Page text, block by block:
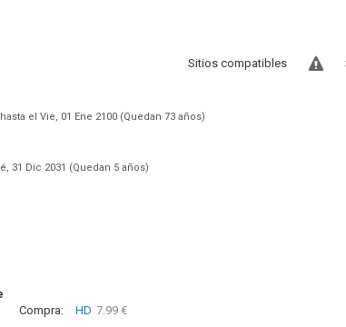
Sitios compatibles
el Vie, 01 Ene 2100 (Quedan 73 años)
31 Dic 2031 (Quedan 5 años)
Compra: HD 7.99 €